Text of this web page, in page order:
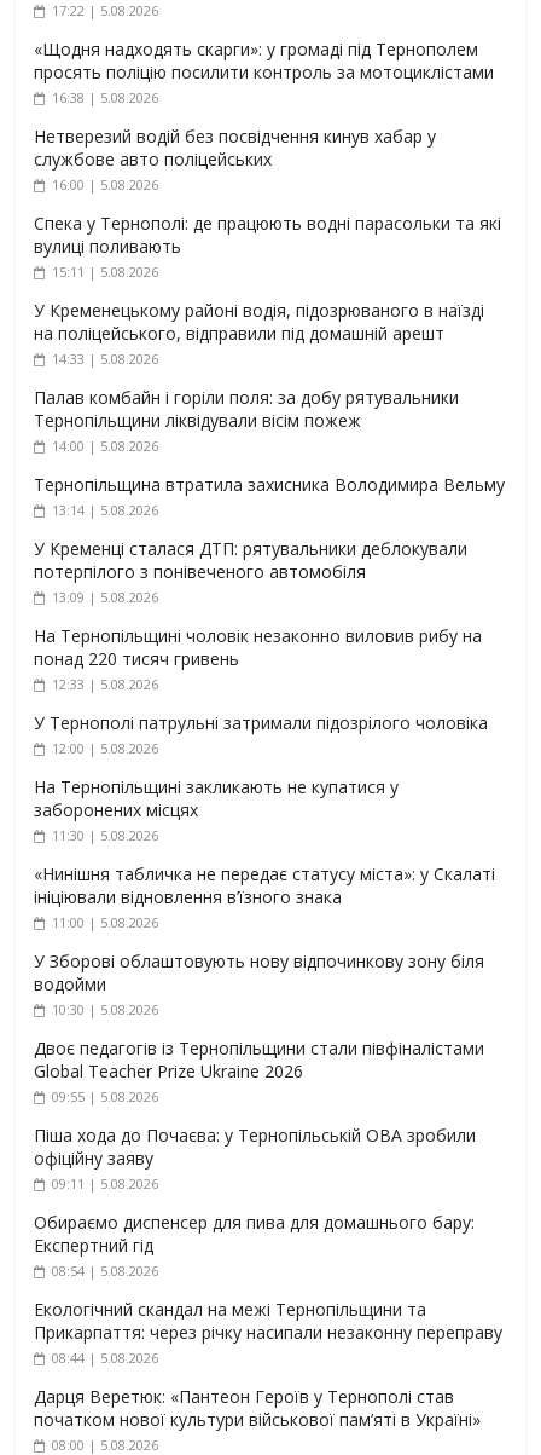
17:22 | 5.08.2026
«Щодня надходять скарги»: у громаді під Тернополем
просять поліцію посилити контроль за мотоциклістами
16:38 | 5.08.2026
Нетверезий водій без посвідчення кинув хабар у
службове авто поліцейських
16:00 | 5.08.2026
Спека у Тернополі: де працюють водні парасольки та які
вулиці поливають
15:11 | 5.08.2026
У Кременецькому районі водія, підозрюваного в наїзді
на поліцейського, відправили під домашній арешт
14:33 | 5.08.2026
Палав комбайн і горіли поля: за добу рятувальники
Тернопільщини ліквідували вісім пожеж
14:00 | 5.08.2026
Тернопільщина втратила захисника Володимира Вельму
13:14 | 5.08.2026
У Кременці сталася ДТП: рятувальники деблокували
потерпілого з понівеченого автомобіля
13:09 | 5.08.2026
На Тернопільщині чоловік незаконно виловив рибу на
понад 220 тисяч гривень
12:33 | 5.08.2026
У Тернополі патрульні затримали підозрілого чоловіка
12:00 | 5.08.2026
На Тернопільщині закликають не купатися у
заборонених місцях
11:30 | 5.08.2026
«Нинішня табличка не передає статусу міста»: у Скалаті
ініціювали відновлення в’їзного знака
11:00 | 5.08.2026
У Зборові облаштовують нову відпочинкову зону біля
водойми
10:30 | 5.08.2026
Двоє педагогів із Тернопільщини стали півфіналістами
Global Teacher Prize Ukraine 2026
09:55 | 5.08.2026
Піша хода до Почаєва: у Тернопільській ОВА зробили
офіційну заяву
09:11 | 5.08.2026
Обираємо диспенсер для пива для домашнього бару:
Експертний гід
08:54 | 5.08.2026
Екологічний скандал на межі Тернопільщини та
Прикарпаття: через річку насипали незаконну переправу
08:44 | 5.08.2026
Дарця Веретюк: «Пантеон Героїв у Тернополі став
початком нової культури військової пам’яті в Україні»
08:00 | 5.08.2026